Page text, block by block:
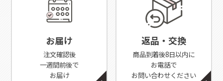
お届け
注文確認後
一週間前後で
お届け
返品・交換
商品到着後8日以内に
お電話で
お問い合わせください